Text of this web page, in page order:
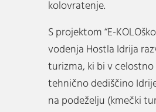
kolovratenje.
S projektom “E-
vodenja Hostla Idrija
turizma, ki bi v
tehnično dediščino
na podeželju (kmečki